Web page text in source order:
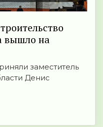
вышло на
заместитель
Денис